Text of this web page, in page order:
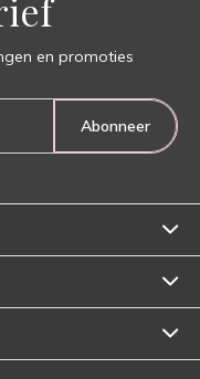
en promoties
Abonneer